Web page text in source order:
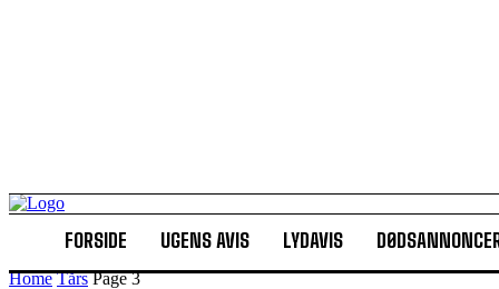
FORSIDE UGENS AVIS LYDAVIS
Home Tårs Page 3